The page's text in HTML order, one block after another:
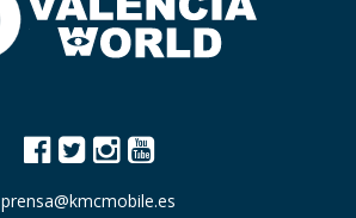
prensa@kmcmobile.es